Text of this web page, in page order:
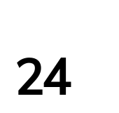
24